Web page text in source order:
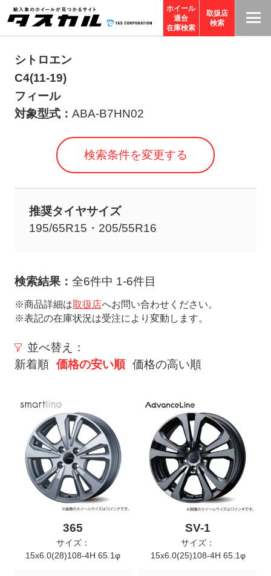
ホイール
適合
在庫検索
取扱店
検索
シトロエン
C4(11-19)
フィール
対象型式： ABA-B7HN02
検索条件を変更する
推奨タイヤサイズ
195/65R15・205/55R16
検索結果： 全6件中 1-6件目
※商品詳細は取扱店へお問い合わせください。
※表記の在庫状況は受注により変動します。
並べ替え：
新着順 価格の安い順 価格の高い順
365
サイズ：
15x6.0(28)108-4H 65.1φ
SV-1
サイズ：
15x6.0(25)108-4H 65.1φ
T